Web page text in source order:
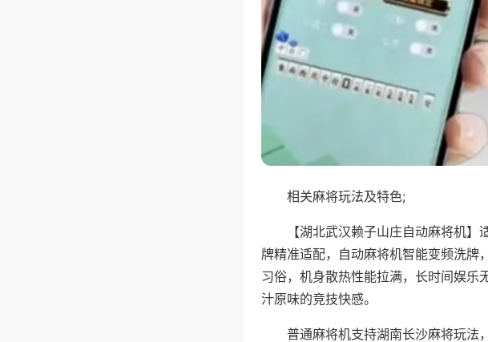
相关麻将玩法及特色;
【湖北武汉赖子山庄自动麻将机
牌精准适配，自动麻将机智能变频洗牌
习俗，机身散热性能拉满，长时间娱乐
汁原味的竞技快感。
普通麻将机支持湖南长沙麻将玩法